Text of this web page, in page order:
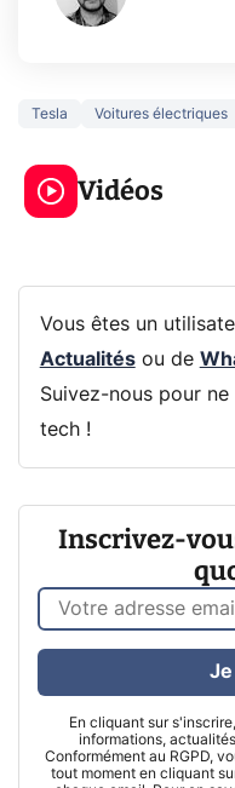
Tesla Voitures électriques
Vidéos
3 écrans en 1
319€ ? Voici
CQ32G4ZA !
Vous êtes un
Actualitésou de
Suivez-nous pour
tech !
Inscrivez-
En cliquant sur
informations,
Conformément au RGPD,
tout moment en cliquant